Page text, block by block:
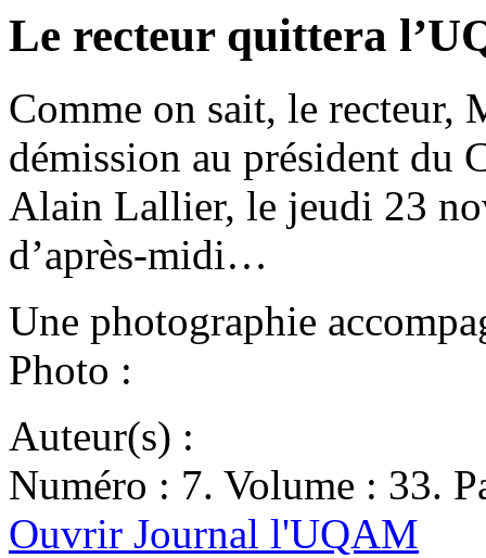
Le recteur quittera
Comme on sait, le recteur,
démission au président du
Alain Lallier, le jeudi 23
d’après-midi…
Une photographie
Photo :
Auteur(s) :
Numéro : 7. Volume : 33.
Ouvrir Journal l'UQAM